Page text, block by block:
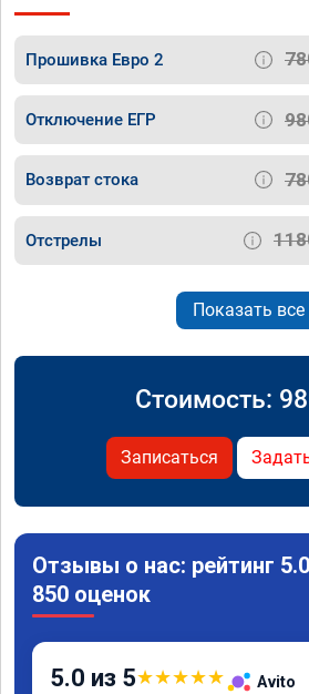
Прошивка Евро 2
Отключение ЕГР
Возврат стока
Отстрелы
Показать все
Стоимость:
Записаться
Отзывы о нас: рейтинг
850 оценок
5.0 из 5★★★★★ Avito